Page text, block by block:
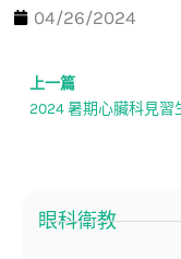
04/26/2024
上一頁
上一篇
眼科衛教